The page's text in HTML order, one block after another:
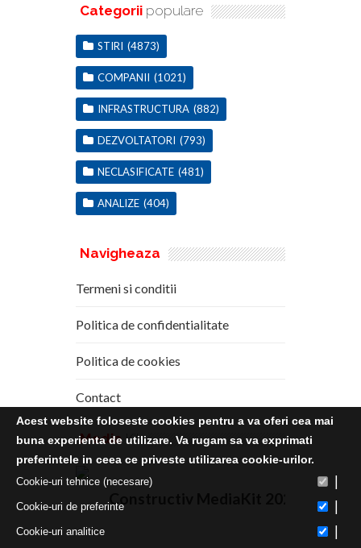
Categorii populare
STIRI (4873)
COMPANII (1021)
INFRASTRUCTURA (882)
DEZVOLTATORI (793)
NECLASIFICATE (481)
ANALIZE (404)
Navigheaza
Termeni si conditii
Politica de confidentialitate
Politica de cookies
Contact
Media Kit
Constructiv MediaKit 2020
Acest website foloseste cookies pentru a va oferi cea mai
buna experienta de utilizare. Va rugam sa va exprimati
preferintele in ceea ce priveste utilizarea cookie-urilor.
Cookie-uri tehnice (necesare)
Cookie-uri de preferinte
Cookie-uri analitice